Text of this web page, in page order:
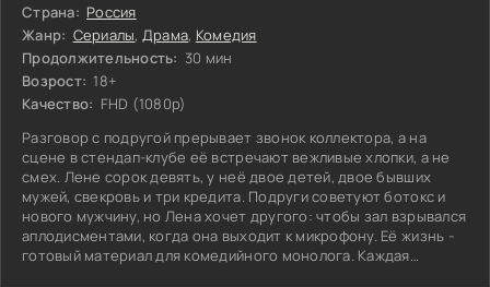
Страна: Россия
Жанр: Сериалы, Драма, Комедия
Продолжительность: 30 мин
Возрост: 18+
Качество: FHD (1080p)
Разговор с подругой прерывает звонок коллектора, а на
сцене в стендап-клубе её встречают вежливые хлопки, а не
смех. Лене сорок девять, у неё двое детей, двое бывших
мужей, свекровь и три кредита. Подруги советуют ботокс и
нового мужчину, но Лена хочет другого: чтобы зал взрывался
аплодисментами, когда она выходит к микрофону. Её жизнь -
готовый материал для комедийного монолога. Каждая